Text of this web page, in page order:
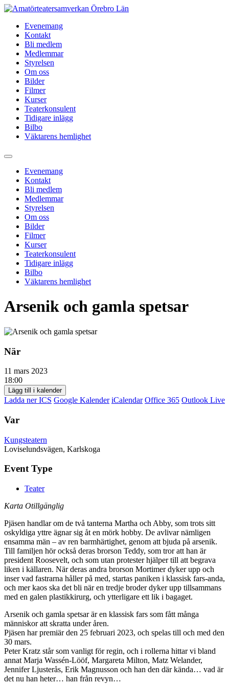
Hoppa
innehållEvenemang
Kontakt
Bli medlem
Medlemmar
Styrelsen
Om oss
Bilder
Filmer
Kurser
Teaterkonsulent
Tidigare inlägg
Bilbo
Väktarens hemlighet
Evenemang
Kontakt
Bli medlem
Medlemmar
Styrelsen
Om oss
Bilder
Filmer
Kurser
Teaterkonsulent
Tidigare inlägg
Bilbo
Väktarens hemlighet
Arsenik och gamla spetsar
När
11 mars 2023
18:00
Lägg till i kalender
Ladda ner ICS Google Kalender iCalendar Office 365 Outlook Live
Var
Kungsteatern
Loviselundsvägen, Karlskoga
Event Type
Teater
Karta Otillgänglig
Pjäsen handlar om de två tanterna Martha och Abby, som trots sitt
oskyldiga yttre ägnar sig åt en mörk hobby. De avlivar nämligen
ensamma män – av ren barmhärtighet, genom att bjuda på arsenik.
Till familjen hör också deras brorson Teddy, som tror att han är
president Roosevelt, och som utan protester hjälper till att begrava
liken i källaren. När deras andra brorson Mortimer dyker upp och
inser vad fastrarna håller på med, startas paniken i klassisk fars-anda,
och mer kaos ska det bli när en tredje broder dyker upp tillsammans
med en galen plastikkirurg, och ytterligare ett lik i bagaget.
Arsenik och gamla spetsar är en klassisk fars som fått många
människor att skratta under åren.
Pjäsen har premiär den 25 februari 2023, och spelas till och med den
30 mars.
Peter Kratz står som vanligt för regin, och i rollerna hittar vi bland
annat Marja Wassén-Lööf, Margareta Milton, Matz Welander,
Jennifer Ljusterås, Erik Magnusson och han den där kända… vad är
det nu han heter… han från revyn…